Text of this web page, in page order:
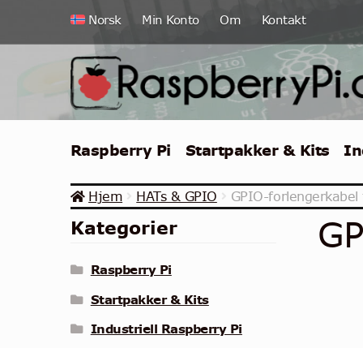
Hopp
navigasjon
Hopp
innhold
Norsk Min Konto Om Kontakt
Raspberry Pi Startpakker & Kits
Hjem HATs & GPIO GPIO-forlengerkabel
Kategorier
Raspberry Pi
Startpakker & Kits
Industriell Raspberry Pi